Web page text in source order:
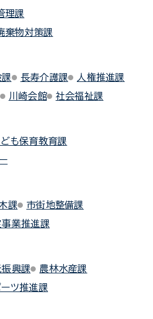
理課
棄物対策課
長寿介護課
人権推進課
川崎会館 社会福祉課
ども保育教育課
課
市街地整備課
事業推進課
振興課
農林水産課
ーツ推進課